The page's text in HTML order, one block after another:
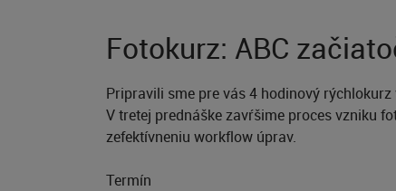
Fotokurz: ABC
Pripravili sme pre vás 4 hodinový
V tretej prednáške zavŕšime proces vzniku
zefektívneniu workflow úprav.
Termín